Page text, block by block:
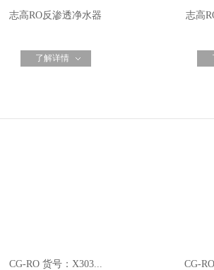
志高RO反渗透净水器
了解详情
志高
CG-RO 货号：X303... CG-